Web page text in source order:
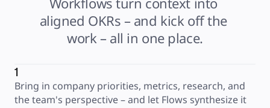
aligned OKRs – and kick off the
work – all in one place.
1
Bring in company priorities, metrics, research, and
the team's perspective – and let Flows synthesize it